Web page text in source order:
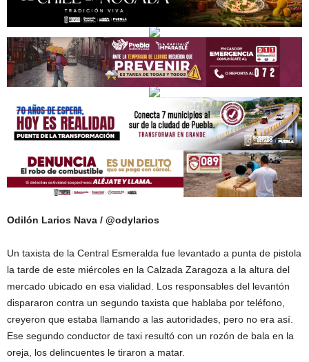
Odilón Larios Nava / @odylarios
Un taxista de la Central Esmeralda fue levantado a punta de pistola
la tarde de este miércoles en la Calzada Zaragoza a la altura del
mercado ubicado en esa vialidad. Los responsables del levantón
dispararon contra un segundo taxista que hablaba por teléfono,
creyeron que estaba llamando a las autoridades, pero no era así.
Ese segundo conductor de taxi resultó con un rozón de bala en la
oreja, los delincuentes le tiraron a matar.